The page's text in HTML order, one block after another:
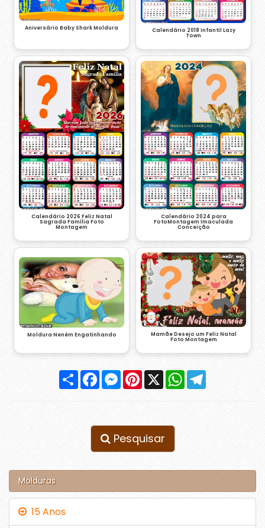
Aniversário Baby Shark Moldura Calendário 2018 Infantil Lazy
Town
Calendário 2026 Feliz Natal
Sagrada Família Foto
Montagem
Calendário 2024 para
FotoMontagem Imaculada
Conceição
Moldura Neném Engatinhando Mamãe Desejo um Feliz Natal
Foto Montagem
Compartilhar
FacebookMessenger
Pinterest
X WhatsApp
Pesquisar
Molduras
15 Anos